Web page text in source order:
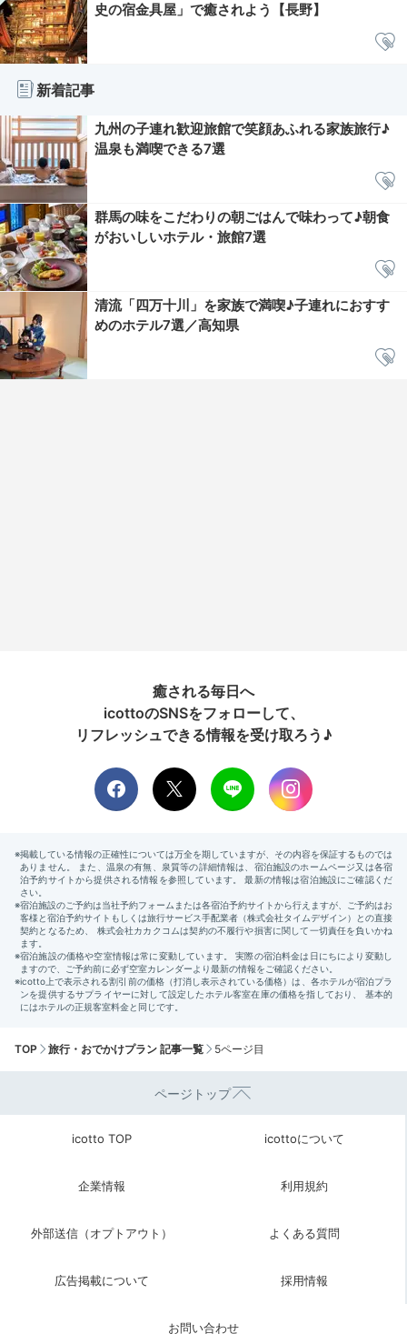
史の宿金具屋」で癒されよう【長野】
新着記事
九州の子連れ歓迎旅館で笑顔あふれる家族旅行♪
温泉も満喫できる7選
群馬の味をこだわりの朝ごはんで味わって♪朝食
がおいしいホテル・旅館7選
清流「四万十川」を家族で満喫♪子連れにおすす
めのホテル7選／高知県
癒される毎日へ
icottoのSNSをフォローして、
リフレッシュできる情報を受け取ろう♪
TOP 旅行・おでかけプラン 記事一覧 5ページ目
ページトップ
icotto TOP icottoについて
企業情報 利用規約
外部送信（オプトアウト） よくある質問
広告掲載について 採用情報
お問い合わせ